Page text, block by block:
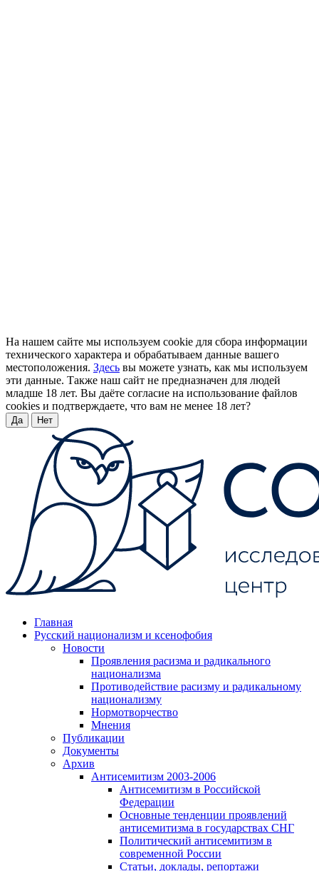
На нашем сайте мы используем cookie для сбора информации
технического характера и обрабатываем данные вашего
местоположения. Здесь вы можете узнать, как мы используем
эти данные. Также наш сайт не предназначен для людей
младше 18 лет. Вы даёте согласие на использование файлов
cookies и подтверждаете, что вам не менее 18 лет?
Да Нет
Главная
Русский национализм и ксенофобия
Новости
Проявления расизма и радикального
национализма
Противодействие расизму и радикальному
национализму
Нормотворчество
Мнения
Публикации
Документы
Архив
Антисемитизм 2003-2006
Антисемитизм в Российской
Федерации
Основные тенденции проявлений
антисемитизма в государствах СНГ
Политический антисемитизм в
современной России
Статьи, доклады, репортажи